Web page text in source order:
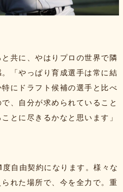
共に、やはりプロの世界で隣
「やっぱり育成選手は常に結
にドラフト候補の選手と比べ
、自分が求められていること
とに尽きるかなと思います」
自由契約になります。様々な
れた場所で、今を全力で。重